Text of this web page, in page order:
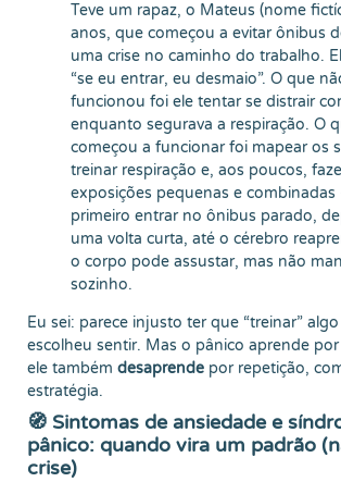
Teve um rapaz, o Mateus (nome
anos, que começou a evitar ônibus
uma crise no caminho do trabalho.
“se eu entrar, eu desmaio”. O que
funcionou foi ele tentar se distrair
enquanto segurava a respiração. O
começou a funcionar foi mapear os
treinar respiração e, aos poucos,
exposições pequenas e
primeiro entrar no ônibus parado,
uma volta curta, até o cérebro
o corpo pode assustar, mas não
sozinho.
Eu sei: parece injusto ter que “treinar”
escolheu sentir. Mas o pânico aprende
ele também desaprende por repetição,
estratégia.
🧭 Sintomas de ansiedade e
pânico: quando vira um padrão
crise)